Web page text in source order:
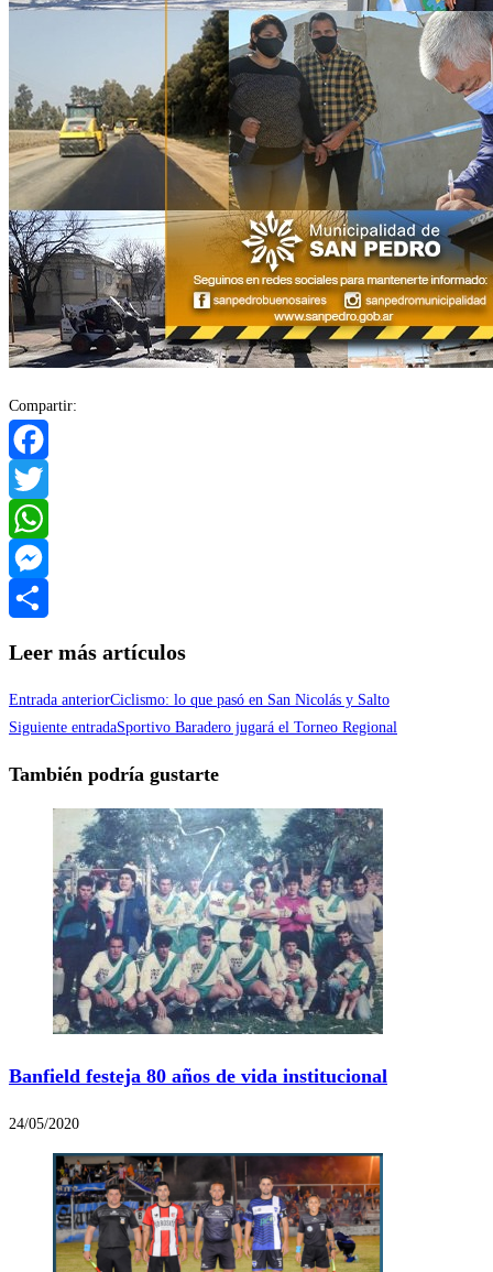
Compartir:
Facebook
Twitter
WhatsApp
Messenger
Leer más artículos
Entrada anteriorCiclismo: lo que pasó en San Nicolás y Salto
Siguiente entradaSportivo Baradero jugará el Torneo Regional
También podría gustarte
Banfield festeja 80 años de vida institucional
24/05/2020